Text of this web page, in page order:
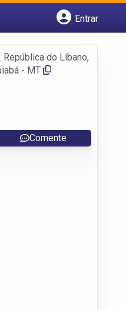
Entrar
República do Líbano,
- MT
Comente